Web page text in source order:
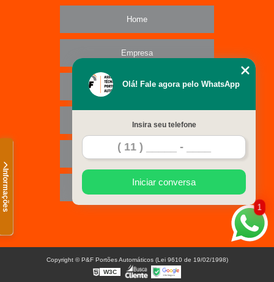
Informações
Home
Empresa
Missão
Serviços
Contato
Mapa do site
1
Olá! Fale agora pelo WhatsApp
Insira seu telefone
Iniciar conversa
Copyright © P&F Portões Automáticos (Lei 9610 de 19/02/1998)
W3C